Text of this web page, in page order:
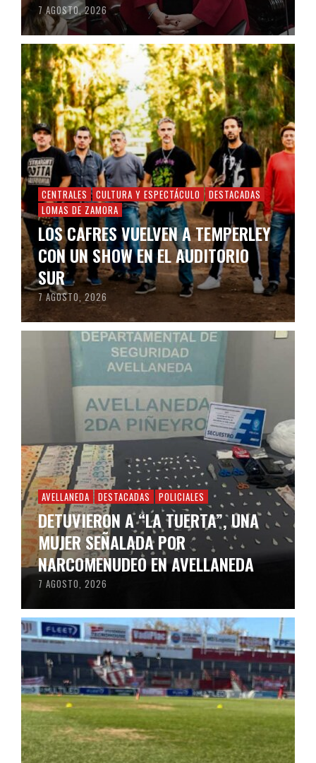
7 AGOSTO, 2026
CENTRALES CULTURA Y ESPECTÁCULO
DESTACADAS
LOMAS DE ZAMORA
LOS CAFRES VUELVEN A TEMPERLEY
CON UN SHOW EN EL AUDITORIO
SUR
7 AGOSTO, 2026
AVELLANEDA DESTACADAS POLICIALES
DETUVIERON A “LA TUERTA”, UNA
MUJER SEÑALADA POR
NARCOMENUDEO EN AVELLANEDA
7 AGOSTO, 2026